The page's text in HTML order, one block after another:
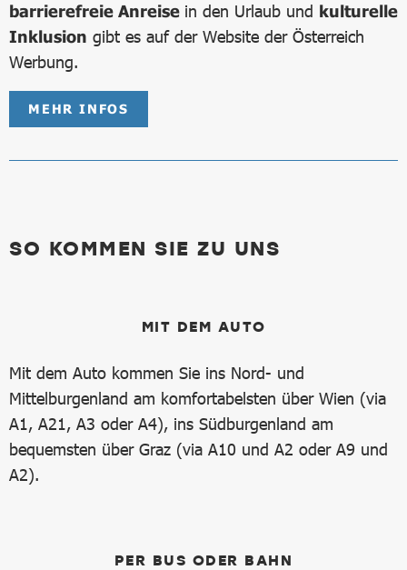
barrierefreie Anreise in den Urlaub und kulturelle
Inklusion gibt es auf der Website der Österreich
Werbung.
MEHR INFOS
SO KOMMEN SIE ZU UNS
MIT DEM AUTO
Mit dem Auto kommen Sie ins Nord- und
Mittelburgenland am komfortabelsten über Wien (via
A1, A21, A3 oder A4), ins Südburgenland am
bequemsten über Graz (via A10 und A2 oder A9 und
A2).
PER BUS ODER BAHN